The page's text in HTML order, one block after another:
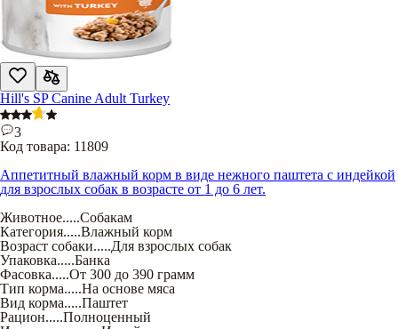
Hill's SP Canine Adult Turkey
3
Код товара: 11809
Аппетитный влажный корм в виде нежного паштета с индейкой
для взрослых собак в возрасте от 1 до 6 лет.
Животное.....Собакам
Категория.....Влажный корм
Возраст собаки.....Для взрослых собак
Упаковка.....Банка
Фасовка.....От 300 до 390 грамм
Тип корма.....На основе мяса
Вид корма.....Паштет
Рацион.....Полноценный